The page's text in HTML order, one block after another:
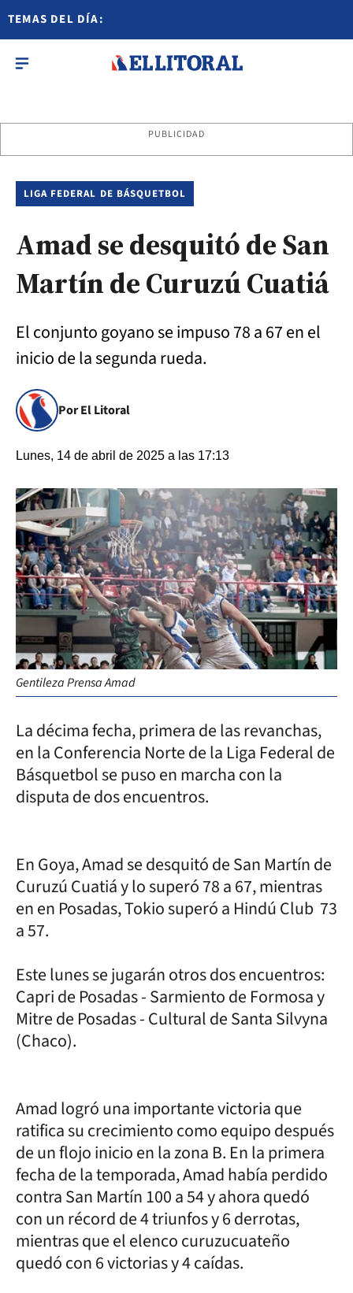
TEMAS DEL DÍA:
PUBLICIDAD
LIGA FEDERAL DE BÁSQUETBOL
Amad se desquitó de San
Martín de Curuzú Cuatiá
El conjunto goyano se impuso 78 a 67 en el
inicio de la segunda rueda.
Por El Litoral
Lunes, 14 de abril de 2025 a las 17:13
Gentileza Prensa Amad
La décima fecha, primera de las revanchas,
en la Conferencia Norte de la Liga Federal de
Básquetbol se puso en marcha con la
disputa de dos encuentros.
En Goya, Amad se desquitó de San Martín de
Curuzú Cuatiá y lo superó 78 a 67, mientras
en en Posadas, Tokio superó a Hindú Club 73
a 57.
Este lunes se jugarán otros dos encuentros:
Capri de Posadas - Sarmiento de Formosa y
Mitre de Posadas - Cultural de Santa Silvyna
(Chaco).
Amad logró una importante victoria que
ratifica su crecimiento como equipo después
de un flojo inicio en la zona B. En la primera
fecha de la temporada, Amad había perdido
contra San Martín 100 a 54 y ahora quedó
con un récord de 4 triunfos y 6 derrotas,
mientras que el elenco curuzucuateño
quedó con 6 victorias y 4 caídas.